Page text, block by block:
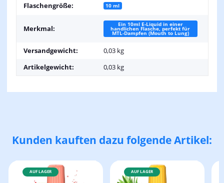
Flaschengröße: 10 ml
Merkmal:
Ein 10ml E-Liquid in einer
handlichen Flasche, perfekt für
MTL-Dampfen (Mouth to Lung)
Versandgewicht:
0,03 kg
Artikelgewicht:
0,03 kg
Kunden kauften dazu folgende Artikel:
AUF LAGER AUF LAGER